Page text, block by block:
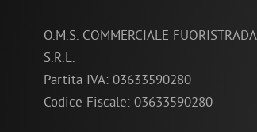
O.M.S. COMMERCIALE FUORISTRADA
S.R.L.
Partita IVA: 03633590280
Codice Fiscale: 03633590280